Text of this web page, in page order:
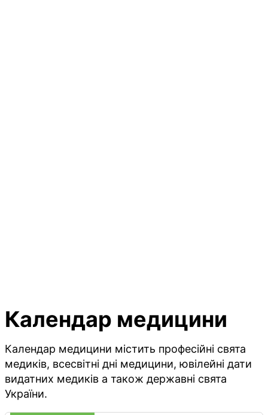
Календар медицини
Календар медицини містить професійні свята
медиків, всесвітні дні медицини, ювілейні дати
видатних медиків а також державні свята
України.